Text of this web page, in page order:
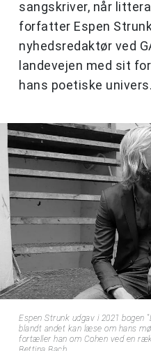
sangskriver, når
forfatter Espen
nyhedsredaktør ved
landevejen med sit
hans poetiske univers.
Espen Strunk udgav i 2021 bogen
blandt andet kan læse om hans
fortæller han om Cohen ved en